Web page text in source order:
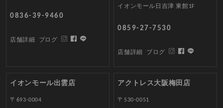
0836-39-9460
店舗詳細 ブログ
イオンモール日吉津 東館1F
0859-27-7530
店舗詳細 ブログ
イオンモール出雲店
〒693-0004
アクトレス大阪梅田店
〒530-0051